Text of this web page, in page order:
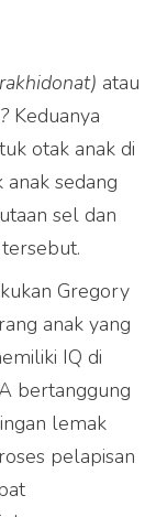
atau
?Keduanya
otak anak di
sedang
sel dan
Gregory
anak yang
IQ di
bertanggung
lemak
pelapisan